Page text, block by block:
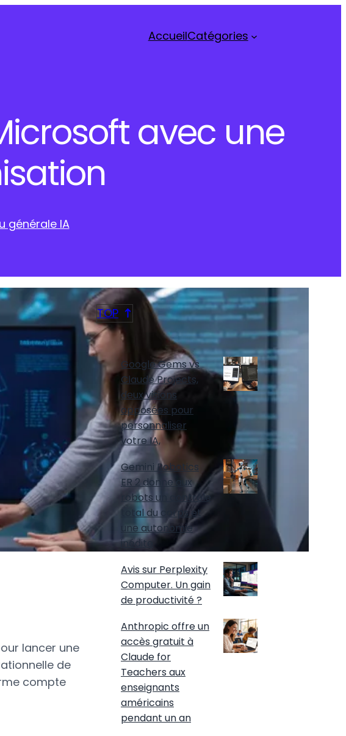
AccueilCatégories
avec une
générale IA
lancer une
de
compte
TOP
DERNIERS ARTICLES
Google Gems vs
Claude Projects,
deux visions
opposées pour
personnaliser
votre IA,
Gemini Robotics
ER 2 donne aux
robots un contrôle
total du corps et
une autonomie
inédite
Avis sur Perplexity
Computer. Un gain
de productivité ?
Anthropic offre un
accès gratuit à
Claude for
Teachers aux
enseignants
américains
pendant un an